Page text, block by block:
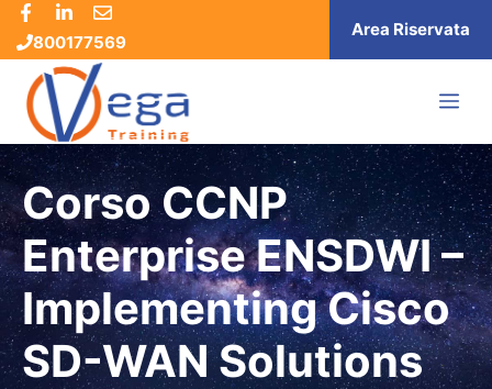
Vai
contenuto
800177569
Area Riservata
Corso CCNP
Enterprise ENSDWI –
Implementing Cisco
SD-WAN Solutions